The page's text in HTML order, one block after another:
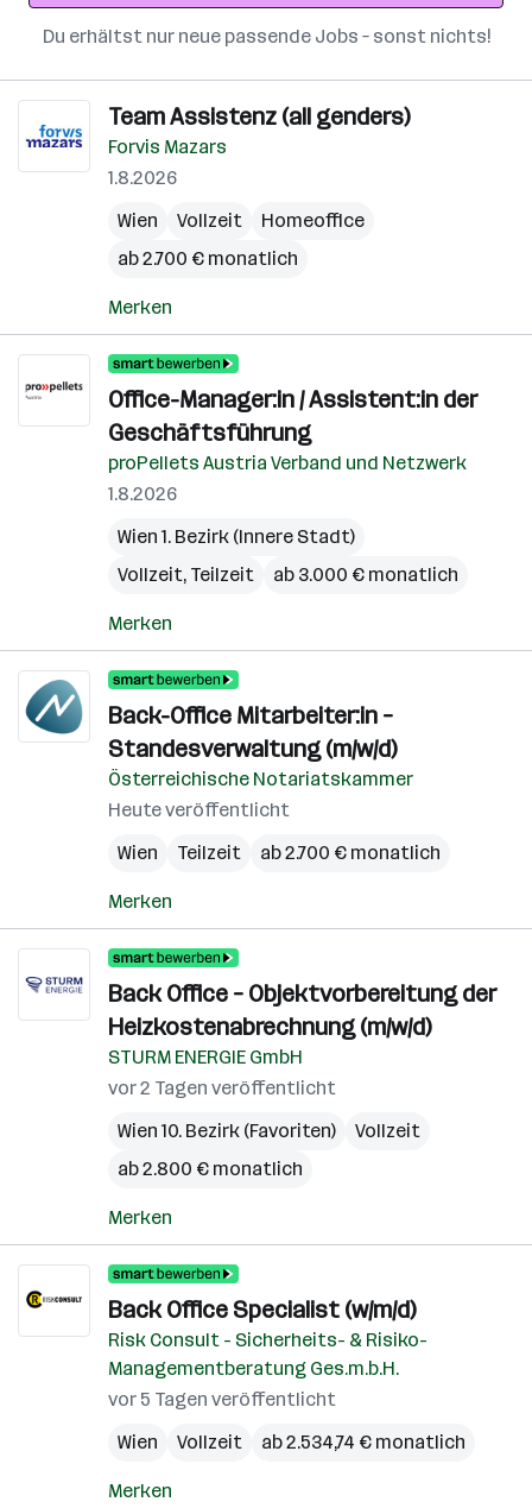
Du erhältst nur neue passende Jobs – sonst nichts!
Team Assistenz (all genders)
Forvis Mazars
1.8.2026
Wien
Vollzeit
Homeoffice
ab 2.700 € monatlich
Merken
Office-Manager:in / Assistent:in der
Geschäftsführung
proPellets Austria Verband und Netzwerk
1.8.2026
Wien 1. Bezirk (Innere Stadt)
Vollzeit, Teilzeit
ab 3.000 € monatlich
Merken
Back-Office Mitarbeiter:in –
Standesverwaltung (m/w/d)
Österreichische Notariatskammer
Heute veröffentlicht
Wien
Teilzeit ab 2.700 € monatlich
Merken
Back Office – Objektvorbereitung der
Heizkostenabrechnung (m/w/d)
STURM ENERGIE GmbH
vor 2 Tagen veröffentlicht
Wien 10. Bezirk (Favoriten)
Vollzeit
ab 2.800 € monatlich
Merken
Back Office Specialist (w/m/d)
Risk Consult - Sicherheits- & Risiko-
Managementberatung Ges.m.b.H.
vor 5 Tagen veröffentlicht
Wien
Vollzeit ab 2.534,74 € monatlich
Merken